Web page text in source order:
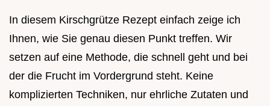
In diesem Kirschgrütze Rezept einfach zeige ich
Ihnen, wie Sie genau diesen Punkt treffen. Wir
setzen auf eine Methode, die schnell geht und bei
der die Frucht im Vordergrund steht. Keine
komplizierten Techniken, nur ehrliche Zutaten und